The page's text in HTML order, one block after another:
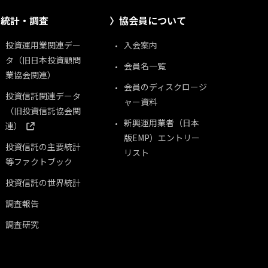
統計・調査
投資運用業関連デー
タ（旧日本投資顧問
業協会関連）
投資信託関連データ
（旧投資信託協会関
連）
投資信託の主要統計
等ファクトブック
投資信託の世界統計
調査報告
調査研究
協会員について
入会案内
会員名一覧
会員のディスクロージ
ャー資料
新興運用業者（日本
版EMP）エントリー
リスト